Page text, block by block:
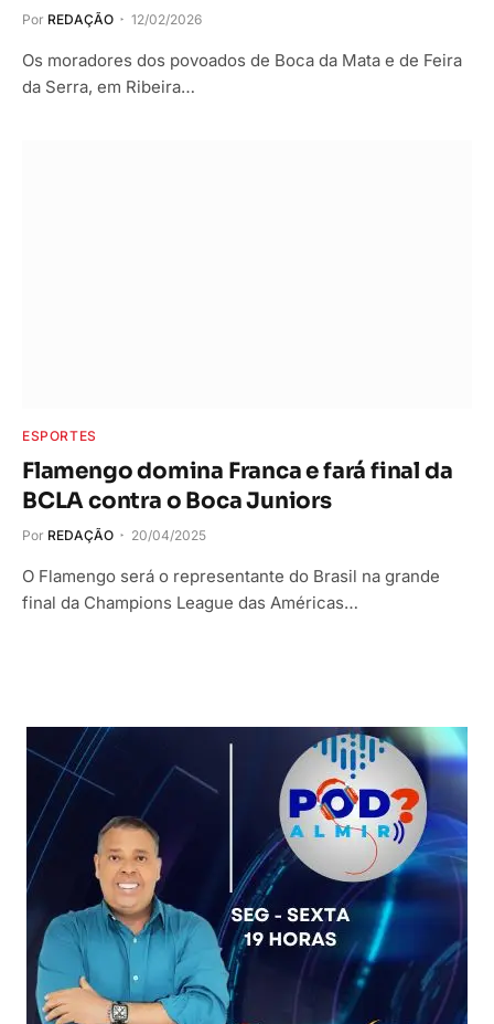
Por REDAÇÃO 12/02/2026
Os moradores dos povoados de Boca da Mata e de Feira
da Serra, em Ribeira…
ESPORTES
Flamengo domina Franca e fará final da
BCLA contra o Boca Juniors
Por REDAÇÃO 20/04/2025
O Flamengo será o representante do Brasil na grande
final da Champions League das Américas…